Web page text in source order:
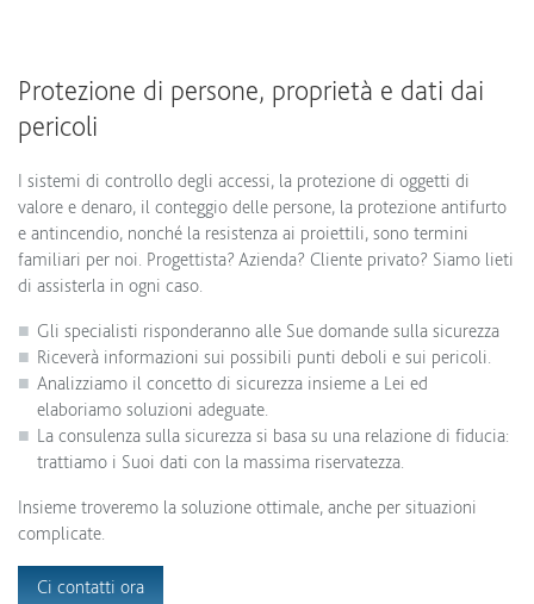
Protezione di persone, proprietà e dati dai
pericoli
I sistemi di controllo degli accessi, la protezione di oggetti di
valore e denaro, il conteggio delle persone, la protezione antifurto
e antincendio, nonché la resistenza ai proiettili, sono termini
familiari per noi. Progettista? Azienda? Cliente privato? Siamo lieti
di assisterla in ogni caso.
Gli specialisti risponderanno alle Sue domande sulla sicurezza
Riceverà informazioni sui possibili punti deboli e sui pericoli.
Analizziamo il concetto di sicurezza insieme a Lei ed
elaboriamo soluzioni adeguate.
La consulenza sulla sicurezza si basa su una relazione di fiducia:
trattiamo i Suoi dati con la massima riservatezza.
Insieme troveremo la soluzione ottimale, anche per situazioni
complicate.
Ci contatti ora